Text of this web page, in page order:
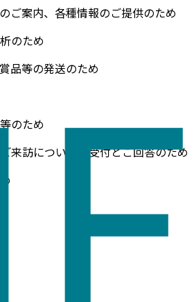
ご案内、各種情報のご提供のため
のため
品等の発送のため
のため
来訪についての受付とご回答のため